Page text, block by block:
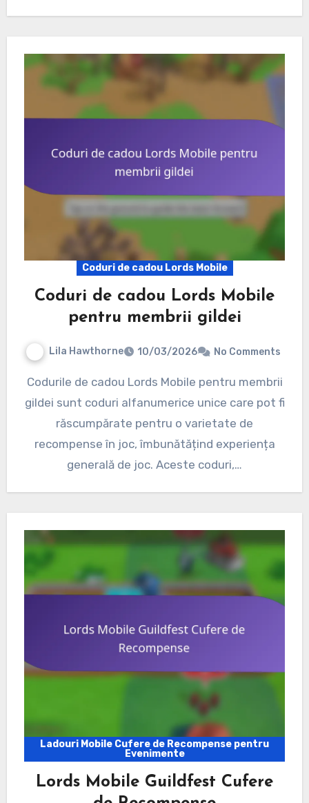
Coduri de cadou Lords Mobile
Coduri de cadou Lords Mobile
pentru membrii gildei
Lila Hawthorne 10/03/2026 No Comments
Codurile de cadou Lords Mobile pentru membrii
gildei sunt coduri alfanumerice unice care pot fi
răscumpărate pentru o varietate de
recompense în joc, îmbunătățind experiența
generală de joc. Aceste coduri,…
Ladouri Mobile Cufere de Recompense pentru
Evenimente
Lords Mobile Guildfest Cufere